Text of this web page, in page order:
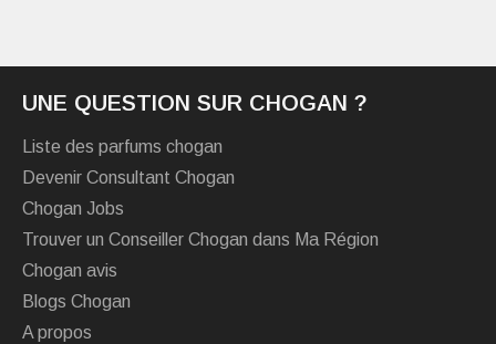
UNE QUESTION SUR CHOGAN ?
Liste des parfums chogan
Devenir Consultant Chogan
Chogan Jobs
Trouver un Conseiller Chogan dans Ma Région
Chogan avis
Blogs Chogan
A propos